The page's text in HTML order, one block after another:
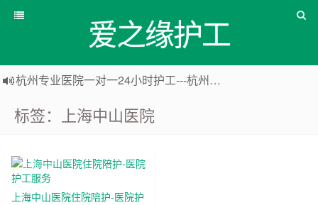
爱之缘护工
杭州专业医院一对一24小时护工---杭州爱之缘护工 18202153150
标签：上海中山医院
医院护工
上海中山医院住院陪护-医院护